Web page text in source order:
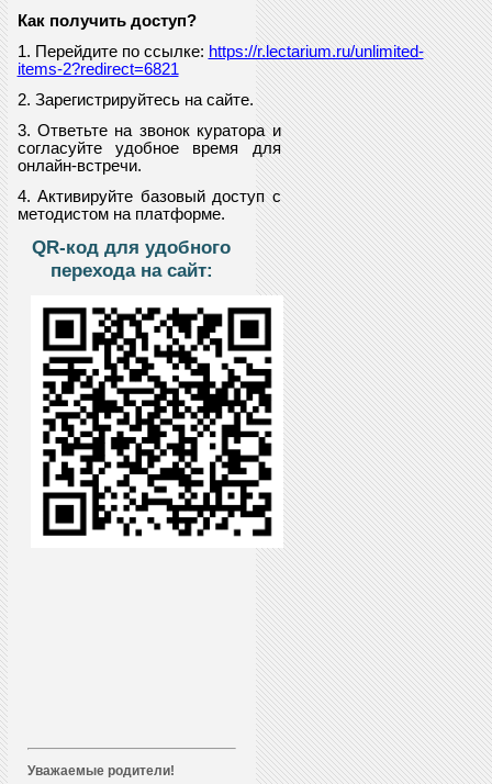
Как получить доступ?
1. Перейдите по ссылке: https://r.lectarium.ru/unlimited-
items-2?redirect=6821
2. Зарегистрируйтесь на сайте.
3. Ответьте на звонок куратора и
согласуйте удобное время для
онлайн-встречи.
4. Активируйте базовый доступ с
методистом на платформе.
QR-код для удобного
перехода на сайт:
Уважаемые родители!